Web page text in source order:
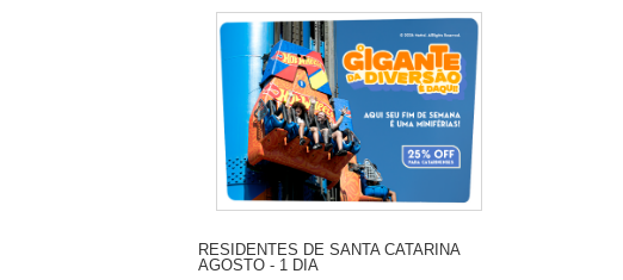
RESIDENTES DE SANTA CATARINA
AGOSTO - 1 DIA